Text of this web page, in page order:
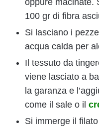
100 gr di fibra
Si lasciano i
acqua calda per
Il tessuto da
viene lasciato a
la garanza e
come il sale o il
Si immerge il